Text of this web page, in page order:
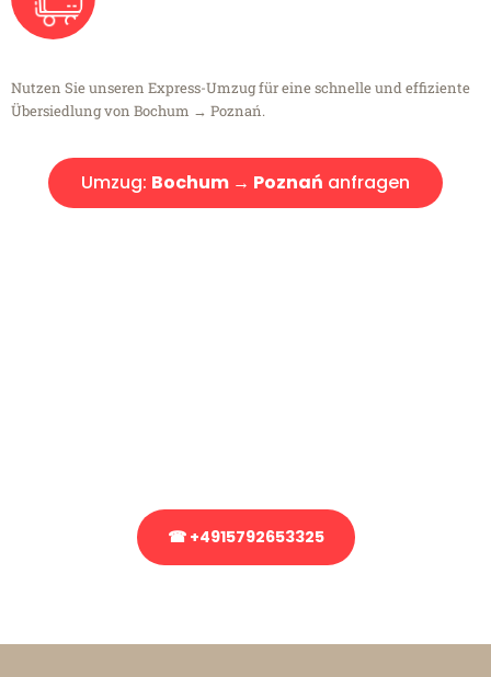
Nutzen Sie unseren Express-Umzug für eine schnelle und effiziente
Übersiedlung von Bochum → Poznań.
Umzug: Bochum → Poznań anfragen
☎ +4915792653325